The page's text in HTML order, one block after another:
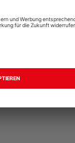
sich seine
bei